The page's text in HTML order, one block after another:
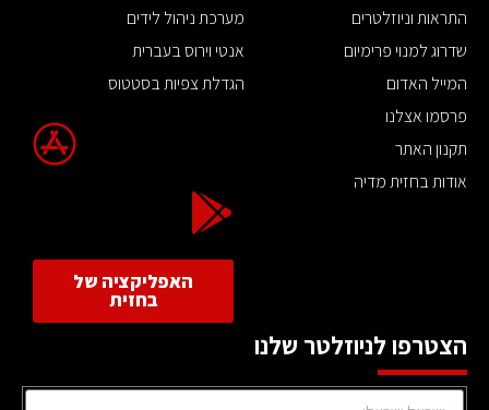
התראות וניוזלטרים
שדרוג למנוי פרימיום
המייל האדום
פרסמו אצלנו
תקנון האתר
אודות בחזית מדיה
מערכת ניהול לידים
אנטי וירוס בעברית
הגדלת צפיות בסטטוס
האפליקציה של
בחזית
הצטרפו לניוזלטר שלנו